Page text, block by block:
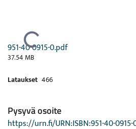
Ladataan...
951-40-0915-0.pdf
37.54 MB
Lataukset 466
Pysyvä osoite
https://urn.fi/URN:ISBN:951-40-0915-